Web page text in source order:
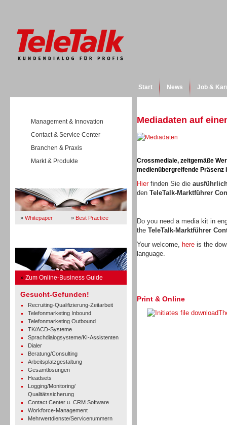
Start News Job &
Management & Innovation
Contact & Service Center
Branchen & Praxis
Markt & Produkte
» Whitepaper » Best Practice
» Zum Online-Business Guide
Gesucht-Gefunden!
Recruiting-Qualifizierung-Zeitarbeit
Telefonmarketing Inbound
Telefonmarketing Outbound
TK/ACD-Systeme
Sprachdialogsysteme/KI-Assistenten
Dialer
Beratung/Consulting
Arbeitsplatzgestaltung
Gesamtlösungen
Headsets
Logging/Monitoring/
Qualitätssicherung
Contact Center u. CRM Software
Workforce-Management
Mehrwertdienste/Servicenummern
Mediadaten auf
Crossmediale, zeitgemäße
medienübergreifende Präsenz
Hier finden Sie die
den TeleTalk-Marktführer
Do you need a media kit in
the TeleTalk-Marktführer
Your welcome, here is the
language.
Print & Online